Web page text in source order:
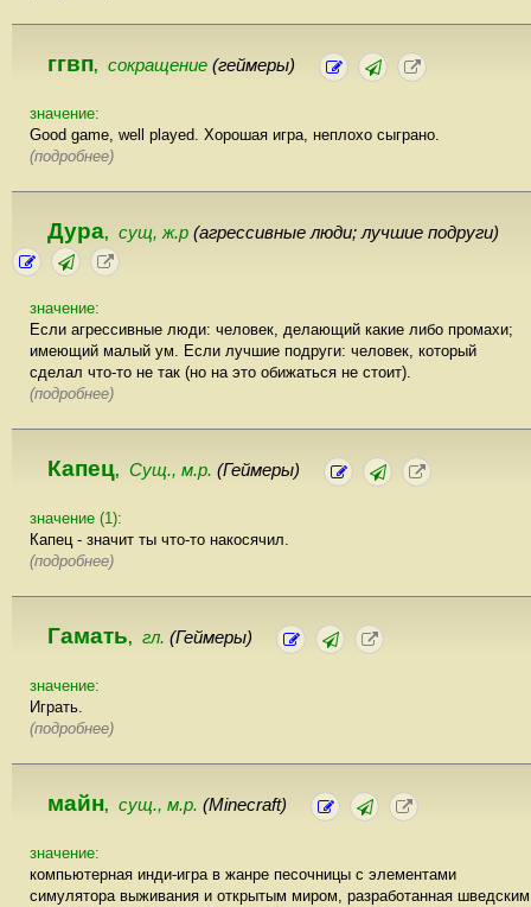
ггвп, сокращение (геймеры)
значение:
Good game, well played. Хорошая игра, неплохо сыграно.
(подробнее)
Дура, сущ, ж.р (агрессивные люди; лучшие подруги)
значение:
Если агрессивные люди: человек, делающий какие либо промахи;
имеющий малый ум. Если лучшие подруги: человек, который
сделал что-то не так (но на это обижаться не стоит).
(подробнее)
Капец, Сущ., м.р. (Геймеры)
значение (1):
Капец - значит ты что-то накосячил.
(подробнее)
Гамать, гл. (Геймеры)
значение:
Играть.
(подробнее)
майн, сущ., м.р. (Minecraft)
значение:
компьютерная инди-игра в жанре песочницы с элементами
симулятора выживания и открытым миром, разработанная шведским